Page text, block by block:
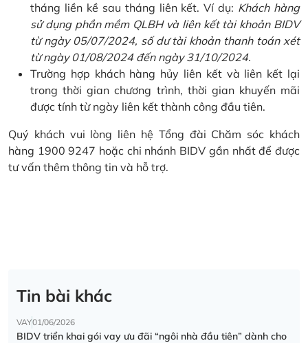
tháng liền kề sau tháng liên kết. Ví dụ: Khách hàng
sử dụng phần mềm QLBH và liên kết tài khoản BIDV
từ ngày 05/07/2024, số dư tài khoản thanh toán xét
từ ngày 01/08/2024 đến ngày 31/10/2024.
Trường hợp khách hàng hủy liên kết và liên kết lại
trong thời gian chương trình, thời gian khuyến mãi
được tính từ ngày liên kết thành công đầu tiên.
Quý khách vui lòng liên hệ Tổng đài Chăm sóc khách
hàng 1900 9247 hoặc chi nhánh BIDV gần nhất để được
tư vấn thêm thông tin và hỗ trợ.
Tin bài khác
VAY01/06/2026
BIDV triển khai gói vay ưu đãi “ngôi nhà đầu tiên” dành cho